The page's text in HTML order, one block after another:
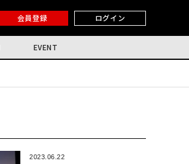
会員登録 ログイン
EVENT
2023.06.22